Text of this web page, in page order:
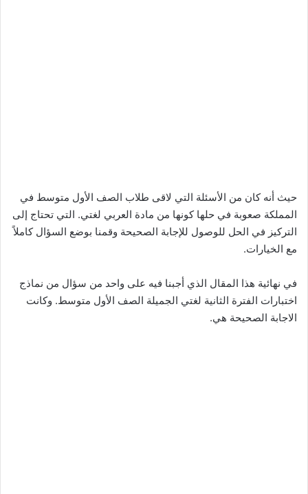
حيث أنه كان من الأسئلة التي لاقى طلاب الصف الأول متوسط في
المملكة صعوبة في حلها كونها من مادة العربي لغتي. التي تحتاج إلى
التركيز في الحل للوصول للإجابة الصحيحة وقمنا بوضع السؤال كاملاً
مع الخيارات.
في نهائية هذا المقال الذي أجبنا فيه على واحد من سؤال من نماذج
اختبارات الفترة الثانية لغتي الجميلة الصف الأول متوسط. وكانت
الاجابة الصحيحة هي.